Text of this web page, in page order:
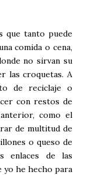
que tanto puede
comida o cena,
no sirvan su
las croquetas. A
de reciclaje o
con restos de
como el
de multitud de
o queso de
enlaces de las
yo he hecho para